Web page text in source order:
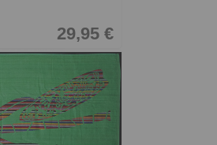
29,95 €